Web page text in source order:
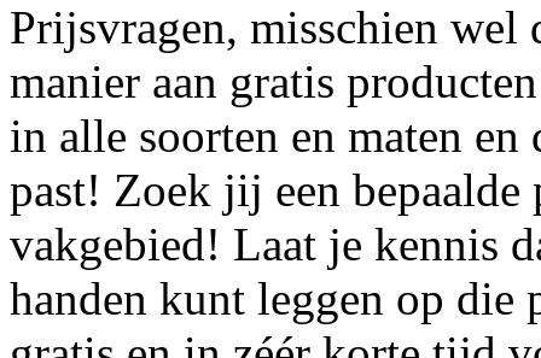
Prijsvragen, misschien wel
manier aan gratis
in alle soorten en maten
past! Zoek jij een
vakgebied! Laat je kennis
handen kunt leggen op die